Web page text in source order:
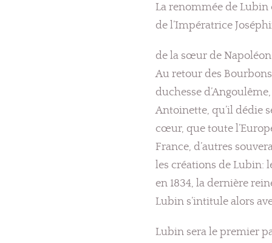
La renommée de
de l’Impératrice
de la sœur de
Au retour des Bourbons
duchesse
Antoinette, qu’il dédie
cœur, que toute
France, d’autres
les créations de Lubin:
en 1834, la dernière
Lubin s’intitule alors
Lubin sera le premier